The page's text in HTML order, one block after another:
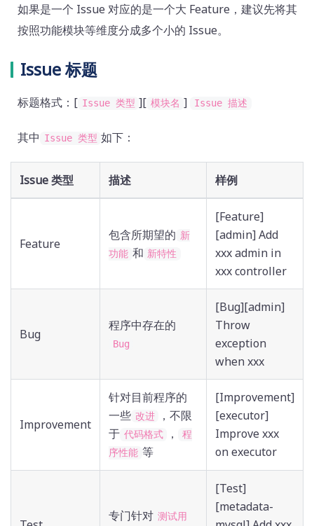
如果是一个 Issue 对应的是一个大 Feature，建议先将其
按照功能模块等维度分成多个小的 Issue。
Issue 标题
标题格式：[ Issue 类型 ][ 模块名 ] Issue 描述
其中 Issue 类型 如下：
Issue 类型 描述 样例
Feature
包含所期望的 新
功能 和 新特性
[Feature]
[admin] Add
xxx admin in
xxx controller
Bug
程序中存在的
Bug
[Bug][admin]
Throw
exception
when xxx
Improvement
针对目前程序的
一些 改进
，不限
于 代码格式 ，
程
序性能 等
[Improvement]
[executor]
Improve xxx
on executor
专门针对 测试用
[Test]
[metadata-